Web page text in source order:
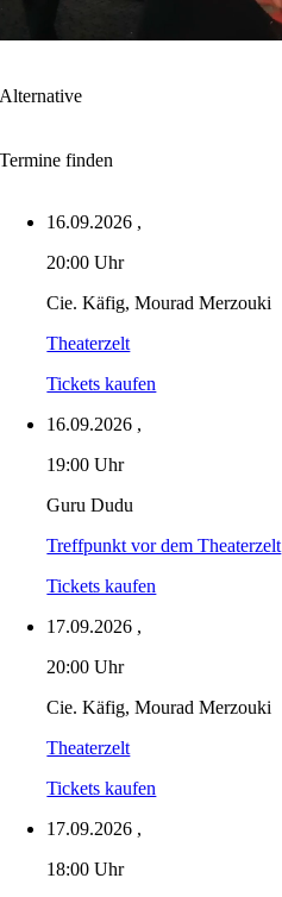
Alternative
Termine finden
16.09.2026 ,
20:00 Uhr
Cie. Käfig, Mourad Merzouki
Theaterzelt
Tickets kaufen
16.09.2026 ,
19:00 Uhr
Guru Dudu
Treffpunkt vor dem Theaterzelt
Tickets kaufen
17.09.2026 ,
20:00 Uhr
Cie. Käfig, Mourad Merzouki
Theaterzelt
Tickets kaufen
17.09.2026 ,
18:00 Uhr